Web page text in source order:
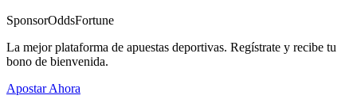
SponsorOddsFortune
La mejor plataforma de apuestas deportivas. Regístrate y recibe tu
bono de bienvenida.
Apostar Ahora